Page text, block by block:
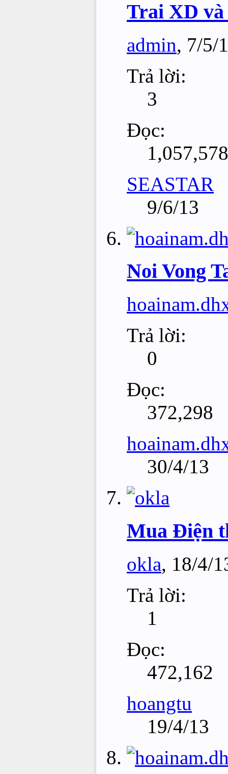
Trai XD và
admin, 7/5/
Trả lời:
3
Đọc:
1,057,578
SEASTAR
9/6/13
Noi Vong
Trả lời:
0
Đọc:
372,298
30/4/13
Mua Điện
okla, 18/4/
Trả lời:
1
Đọc:
472,162
hoangtu
19/4/13